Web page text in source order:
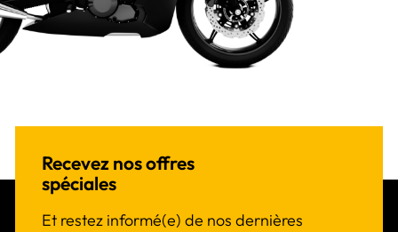
Recevez nos offres
spéciales
Et restez informé(e) de nos dernières